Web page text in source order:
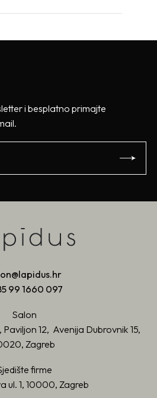
i besplatno primajte
99 1660 097
Salon
12, Avenija Dubrovnik 15,
Zagreb
firme
ul. 1, 10000, Zagreb